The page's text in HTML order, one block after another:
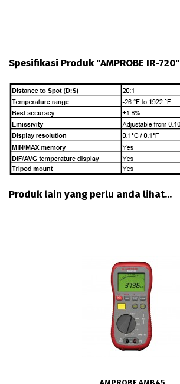
Spesifikasi Produk "AMPROBE IR-720"
Produk lain yang perlu anda lihat...